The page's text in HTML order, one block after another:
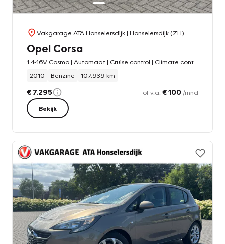
Vakgarage ATA Honselersdijk| Honselersdijk (ZH)
Opel Corsa
2010
Benzine 107.939 km
€ 7.295 of v.a. € 100 /mnd
Bekijk